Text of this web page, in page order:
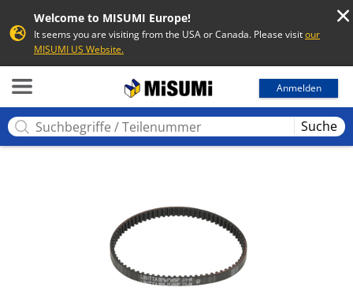
Welcome to MISUMI Europe!
It seems you are visiting from the USA or Canada. Please visitour
MISUMI US Website.
Anmelden
Suche